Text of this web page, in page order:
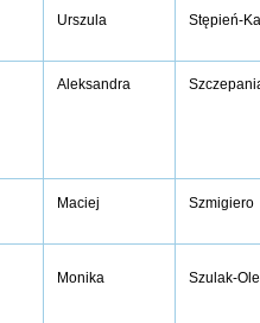
Urszula Stępień-
Aleksandra
Maciej Szmigiero
Monika Szulak-